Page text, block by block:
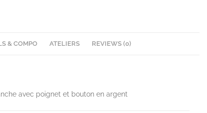
& COMPO ATELIERS REVIEWS (0)
avec poignet et bouton en argent